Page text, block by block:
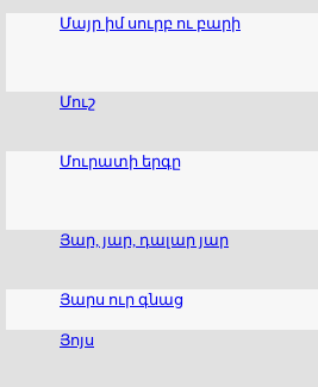
Մայր իմ սուրբ ու բարի
Մուշ
Մուրատի երգը
Յար, յար, դալար յար
Յարս ուր գնաց
Յոյս